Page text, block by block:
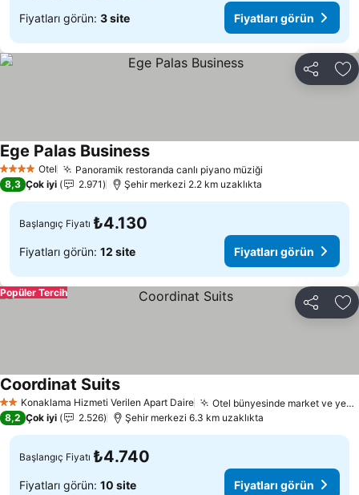
Fiyatları görün: 3 site Fiyatları görün
Paylaş
4 Yıldız Otel Panoramik restoranda canlı piyano müziği
Ege Palas Business
8,3 Çok iyi 2.971 Şehir merkezi 2.2 km uzaklıkta
Başlangıç Fiyatı ₺4.130
Fiyatları görün: 12 site Fiyatları görün
Paylaş
Popüler Tercih
2 YıldızKonaklama Hizmeti Verilen Apart Daire Otel bünyesinde market ve yemek seçenekleri
Coordinat Suits
8,2 Çok iyi 2.526 Şehir merkezi 6.3 km uzaklıkta
Başlangıç Fiyatı ₺4.740
Fiyatları görün: 10 site Fiyatları görün